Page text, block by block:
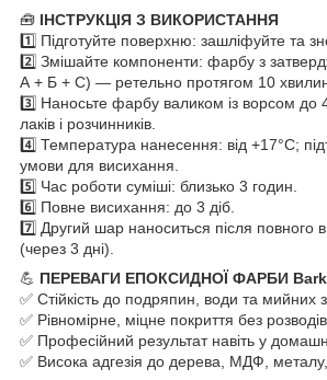
🧰 ІНСТРУКЦІЯ З ВИКОРИСТАННЯ
1️⃣ Підготуйте поверхню: зашліфуйте та
2️⃣ Змішайте компоненти: фарбу з
А + Б + С) — ретельно протягом 10
3️⃣ Наносьте фарбу валиком із ворсом до
лаків і розчинників.
4️⃣ Температура нанесення: від +17°C;
умови для висихання.
5️⃣ Час роботи суміші: близько 3 годин.
6️⃣ Повне висихання: до 3 діб.
7️⃣ Другий шар наноситься після повного
(через 3 дні).
💪 ПЕРЕВАГИ ЕПОКСИДНОЇ ФАРБИ
✅ Стійкість до подряпин, води та мийних
✅ Рівномірне, міцне покриття без розводів
✅ Професійний результат навіть у
✅ Висока адгезія до дерева, МДФ,